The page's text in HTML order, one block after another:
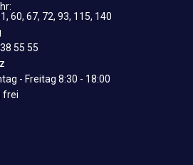
60, 67, 72, 93, 115, 140
55 55
- Freitag 8:30 - 18:00
frei